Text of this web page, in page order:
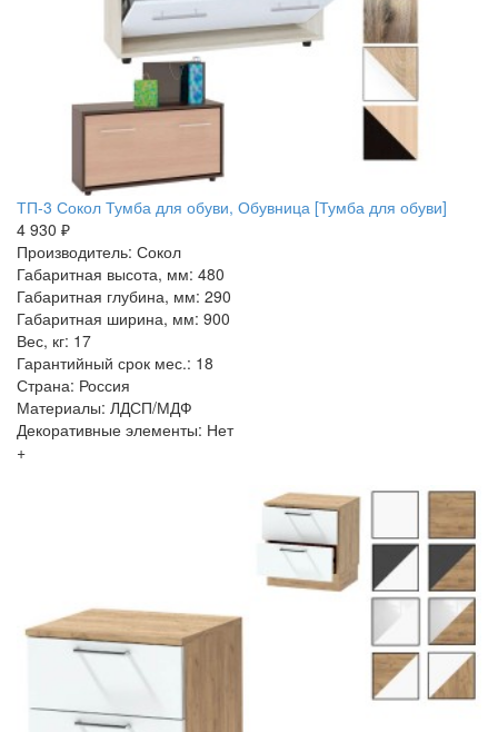
ТП-3 Сокол Тумба для обуви, Обувница [Тумба для обуви]
4 930 ₽
Производитель: Сокол
Габаритная высота, мм: 480
Габаритная глубина, мм: 290
Габаритная ширина, мм: 900
Вес, кг: 17
Гарантийный срок мес.: 18
Страна: Россия
Материалы: ЛДСП/МДФ
Декоративные элементы: Нет
+